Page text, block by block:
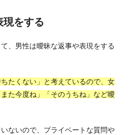
現をする
、男性は曖昧な返事や表現をする
ちたくない」と考えているので、女
た今度ね」「そのうちね」など曖
ないので、プライベートな質問や